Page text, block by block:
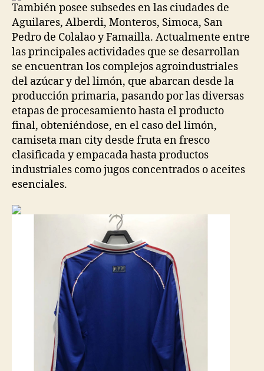
También posee subsedes en las ciudades de
Aguilares, Alberdi, Monteros, Simoca, San
Pedro de Colalao y Famailla. Actualmente entre
las principales actividades que se desarrollan
se encuentran los complejos agroindustriales
del azúcar y del limón, que abarcan desde la
producción primaria, pasando por las diversas
etapas de procesamiento hasta el producto
final, obteniéndose, en el caso del limón,
camiseta man city desde fruta en fresco
clasificada y empacada hasta productos
industriales como jugos concentrados o aceites
esenciales.